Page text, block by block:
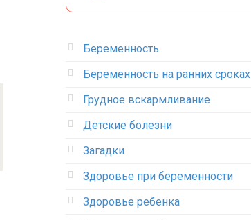
Беременность
Беременность на ранних сроках
Грудное вскармливание
Детские болезни
Загадки
Здоровье при беременности
Здоровье ребенка